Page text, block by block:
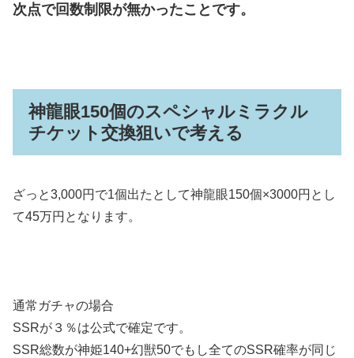
次点で回数制限が無かったことです。
神龍眼150個のスペシャルミラクル
チケット交換狙いで考える
ざっと3,000円で1個出たとして神龍眼150個×3000円とし
て45万円となります。
通常ガチャの場合
SSRが３％は公式で確定です。
SSR総数が神姫140+幻獣50でもし全てのSSR確率が同じ